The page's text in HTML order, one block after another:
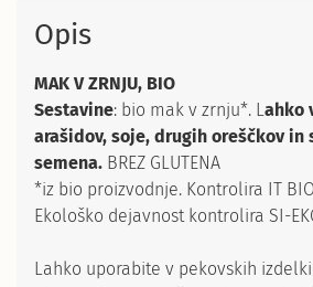
Opis
MAK V ZRNJU, BIO
Sestavine: bio mak v zrnju*. Lahko
arašidov, soje, drugih oreščkov in
semena. BREZ GLUTENA
*iz bio proizvodnje. Kontrolira IT
Ekološko dejavnost kontrolira SI-
Lahko uporabite v pekovskih